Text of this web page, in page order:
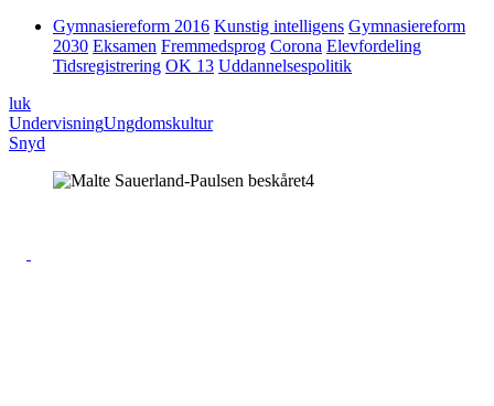
Gymnasiereform 2016 Kunstig intelligens Gymnasiereform
2030 Eksamen Fremmedsprog Corona Elevfordeling
Tidsregistrering OK 13 Uddannelsespolitik
luk
UndervisningUngdomskultur
Snyd